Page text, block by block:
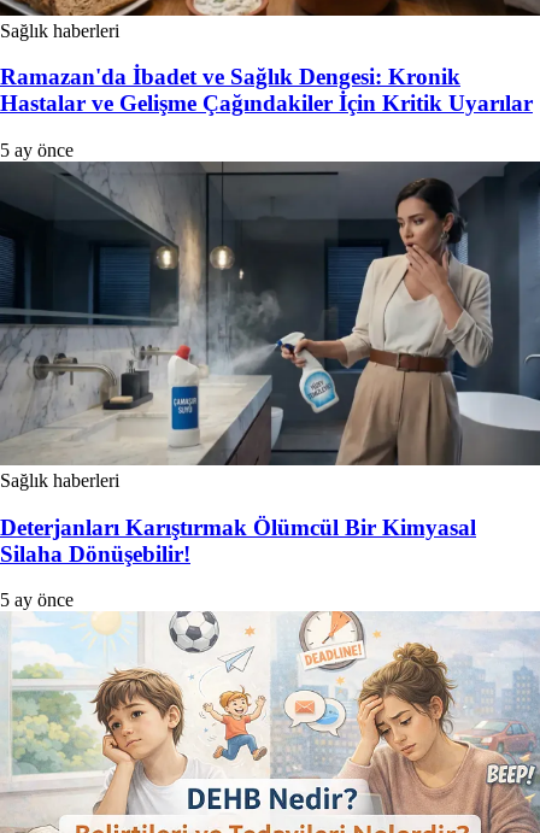
Sağlık haberleri
Ramazan'da İbadet ve Sağlık Dengesi: Kronik
Hastalar ve Gelişme Çağındakiler İçin Kritik Uyarılar
5 ay önce
Sağlık haberleri
Deterjanları Karıştırmak Ölümcül Bir Kimyasal
Silaha Dönüşebilir!
5 ay önce